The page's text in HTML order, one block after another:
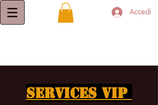
Accedi
Services VIP